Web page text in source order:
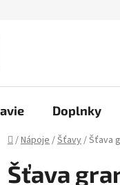
Doplnky
Domov
/Nápoje/Šťavy/Šťava
Šťava